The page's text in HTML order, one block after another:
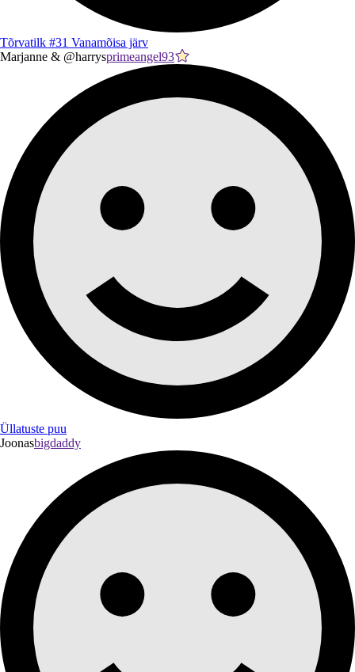
Tõrvatilk #31 Vanamõisa järv
Marjanne & @harrysprimeangel93
Üllatuste puu
Joonasbigdaddy